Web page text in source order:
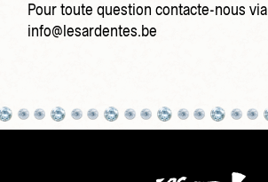
Pour toute question contacte-nous via
info@lesardentes.be